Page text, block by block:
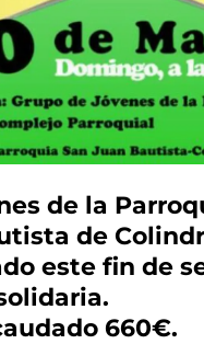
de la
de
este fin de
660€.